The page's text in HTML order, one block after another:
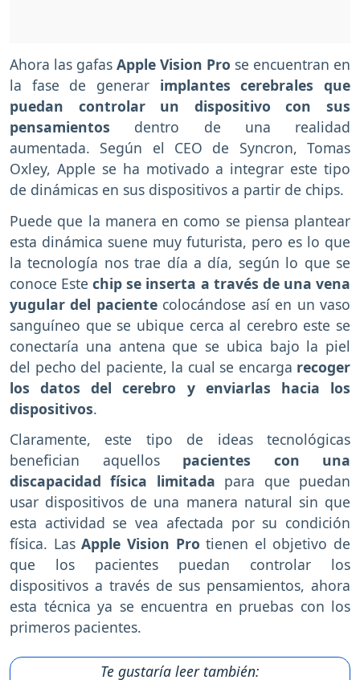
Ahora las gafas Apple Vision Pro se encuentran en
la fase de generar implantes cerebrales que
puedan controlar un dispositivo con sus
pensamientos dentro de una realidad
aumentada. Según el CEO de Syncron, Tomas
Oxley, Apple se ha motivado a integrar este tipo
de dinámicas en sus dispositivos a partir de chips.
Puede que la manera en como se piensa plantear
esta dinámica suene muy futurista, pero es lo que
la tecnología nos trae día a día, según lo que se
conoce Estechip se inserta a través de una vena
yugular del pacientecolocándose así en un vaso
sanguíneo que se ubique cerca al cerebro este se
conectaría una antena que se ubica bajo la piel
del pecho del paciente, la cual se encarga recoger
los datos del cerebro y enviarlas hacia los
dispositivos.
Claramente, este tipo de ideas tecnológicas
benefician aquellos pacientes con una
discapacidad física limitada para que puedan
usar dispositivos de una manera natural sin que
esta actividad se vea afectada por su condición
física. LasApple Vision Pro tienen el objetivo de
que los pacientes puedan controlar los
dispositivos a través de sus pensamientos, ahora
esta técnica ya se encuentra en pruebas con los
primeros pacientes.
Te gustaría leer también: